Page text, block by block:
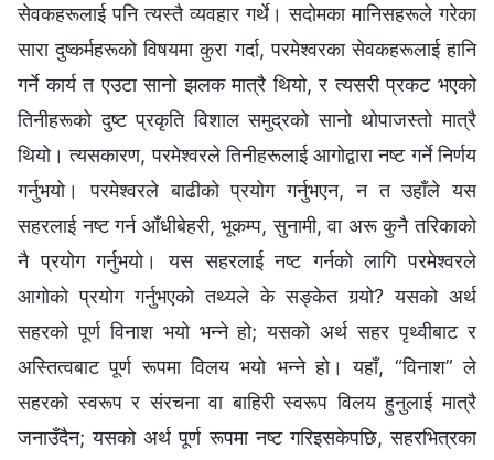
सेवकहरूलाई पनि त्यस्तै व्यवहार गर्थे। सदोमका मानिसहरूले गरेका
सारा दुष्कर्महरूको विषयमा कुरा गर्दा, परमेश्‍वरका सेवकहरूलाई हानि
गर्ने कार्य त एउटा सानो झलक मात्रै थियो, र त्यसरी प्रकट भएको
तिनीहरूको दुष्ट प्रकृति विशाल समुद्रको सानो थोपाजस्तो मात्रै
थियो। त्यसकारण, परमेश्‍वरले तिनीहरूलाई आगोद्वारा नष्ट गर्ने निर्णय
गर्नुभयो। परमेश्‍वरले बाढीको प्रयोग गर्नुभएन, न त उहाँले यस
सहरलाई नष्ट गर्न आँधीबेहरी, भूकम्प, सुनामी, वा अरू कुनै तरिकाको
नै प्रयोग गर्नुभयो। यस सहरलाई नष्ट गर्नको लागि परमेश्‍वरले
आगोको प्रयोग गर्नुभएको तथ्यले के सङ्केत गर्‍यो? यसको अर्थ
सहरको पूर्ण विनाश भयो भन्‍ने हो; यसको अर्थ सहर पृथ्वीबाट र
अस्तित्वबाट पूर्ण रूपमा विलय भयो भन्‍ने हो। यहाँ, “विनाश” ले
सहरको स्वरूप र संरचना वा बाहिरी स्वरूप विलय हुनुलाई मात्रै
जनाउँदैन; यसको अर्थ पूर्ण रूपमा नष्ट गरिइसकेपछि, सहरभित्रका